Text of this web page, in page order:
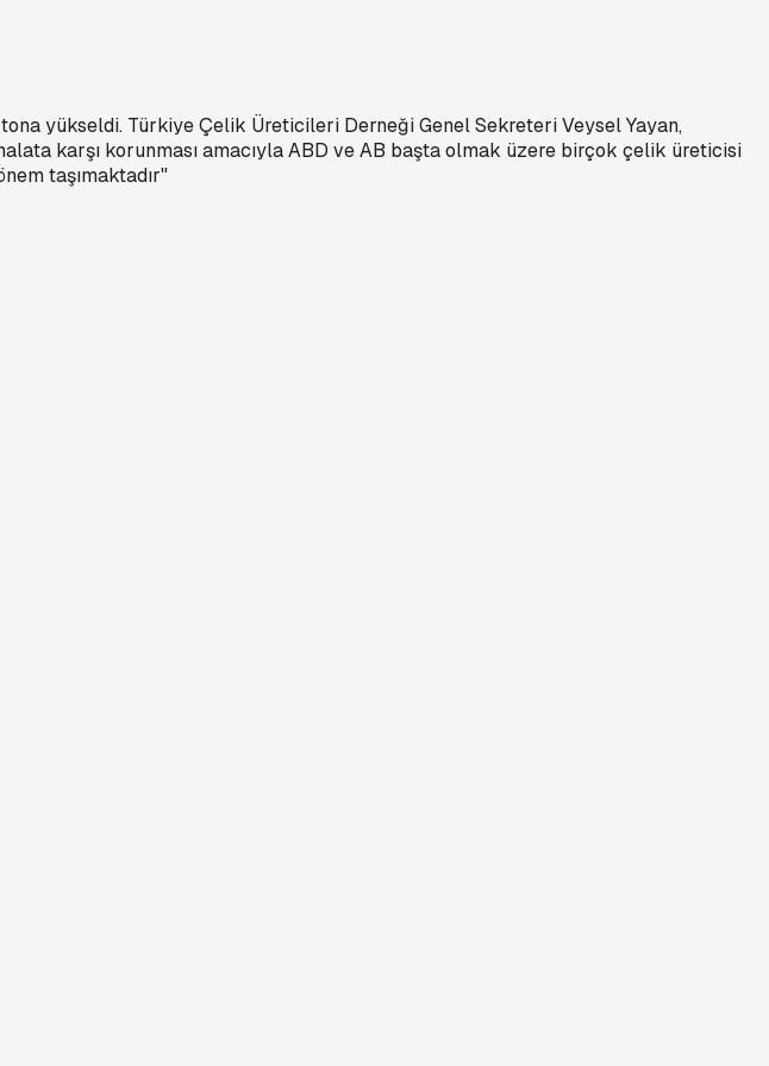
yükseldi. Türkiye Çelik Üreticileri Derneği Genel Sekreteri Veysel Yayan,
karşı korunması amacıyla ABD ve AB başta olmak üzere birçok çelik üreticisi
taşımaktadır"